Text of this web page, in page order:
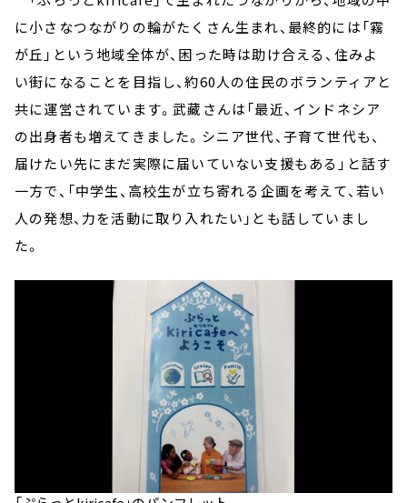
に小さなつながりの輪がたくさん生まれ、最終的には「霧
が丘」という地域全体が、困った時は助け合える、住みよ
い街になることを目指し、約60人の住民のボランティアと
共に運営されています。武藏さんは「最近、インドネシア
の出身者も増えてきました。シニア世代、子育て世代も、
届けたい先にまだ実際に届いていない支援もある」と話す
一方で、「中学生、高校生が立ち寄れる企画を考えて、若い
人の発想、力を活動に取り入れたい」とも話していまし
た。